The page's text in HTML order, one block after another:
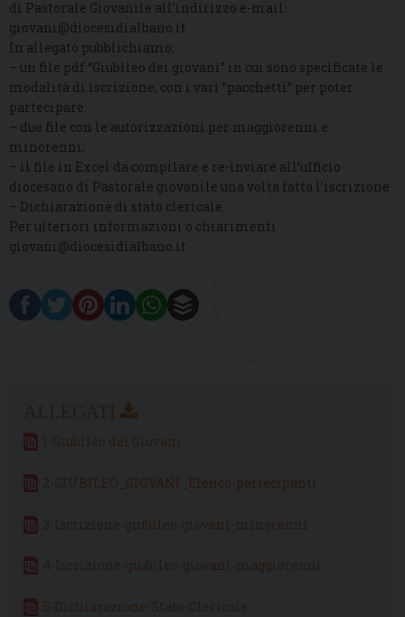
di Pastorale Giovanile all’indirizzo e-mail:
giovani@diocesidialbano.it
In allegato pubblichiamo:
– un file pdf “Giubileo dei giovani” in cui sono specificate le
modalità di iscrizione, con i vari “pacchetti” per poter
partecipare.
– ⁠due file con le autorizzazioni per maggiorenni e
minorenni;
– ⁠il file in Excel da compilare e re-inviare all’ufficio
diocesano di Pastorale giovanile una volta fatta l’iscrizione
– ⁠Dichiarazione di stato clericale.
Per ulteriori informazioni o chiarimenti
giovani@diocesidialbano.it
1-Giubileo dei Giovani
2-GIUBILEO_GIOVANI_Elenco-partecipanti
3-Iscrizione-giubileo-giovani-minorenni
4-Iscrizione-giubileo-giovani-maggiorenni
5-Dichiarazione-Stato-Clericale